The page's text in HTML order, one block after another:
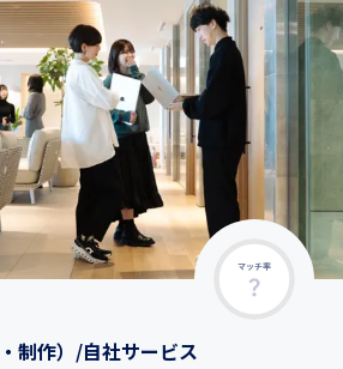
マッチ率
制作）/自社サービス